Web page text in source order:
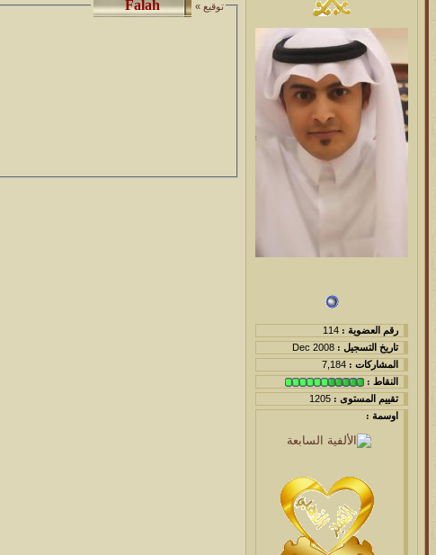
رقم العضوية : 114
تاريخ التسجيل : Dec 2008
المشاركات : 7,184
النقاط :
تقييم المستوى : 1205
اوسمة :
توقيع »